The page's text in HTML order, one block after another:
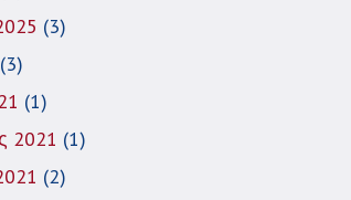
(3)
(3)
(1)
2021 (1)
(2)